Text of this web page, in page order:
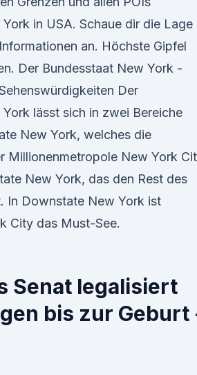
in USA. Schaue dir die Lage
an. Höchste Gipfel
Der Bundesstaat New York -
Der
lässt sich in zwei Bereiche
New York, welches die
Millionenmetropole New York
New York, das den Rest des
In Downstate New York ist
City das Must-See.
Senat legalisiert
bis zur Geburt